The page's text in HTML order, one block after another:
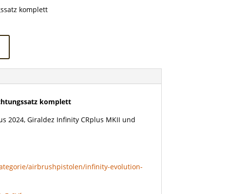
komplett
komplett
2024, Giraldez Infinity CRplus MKII und
airbrushpistolen/infinity-evolution-